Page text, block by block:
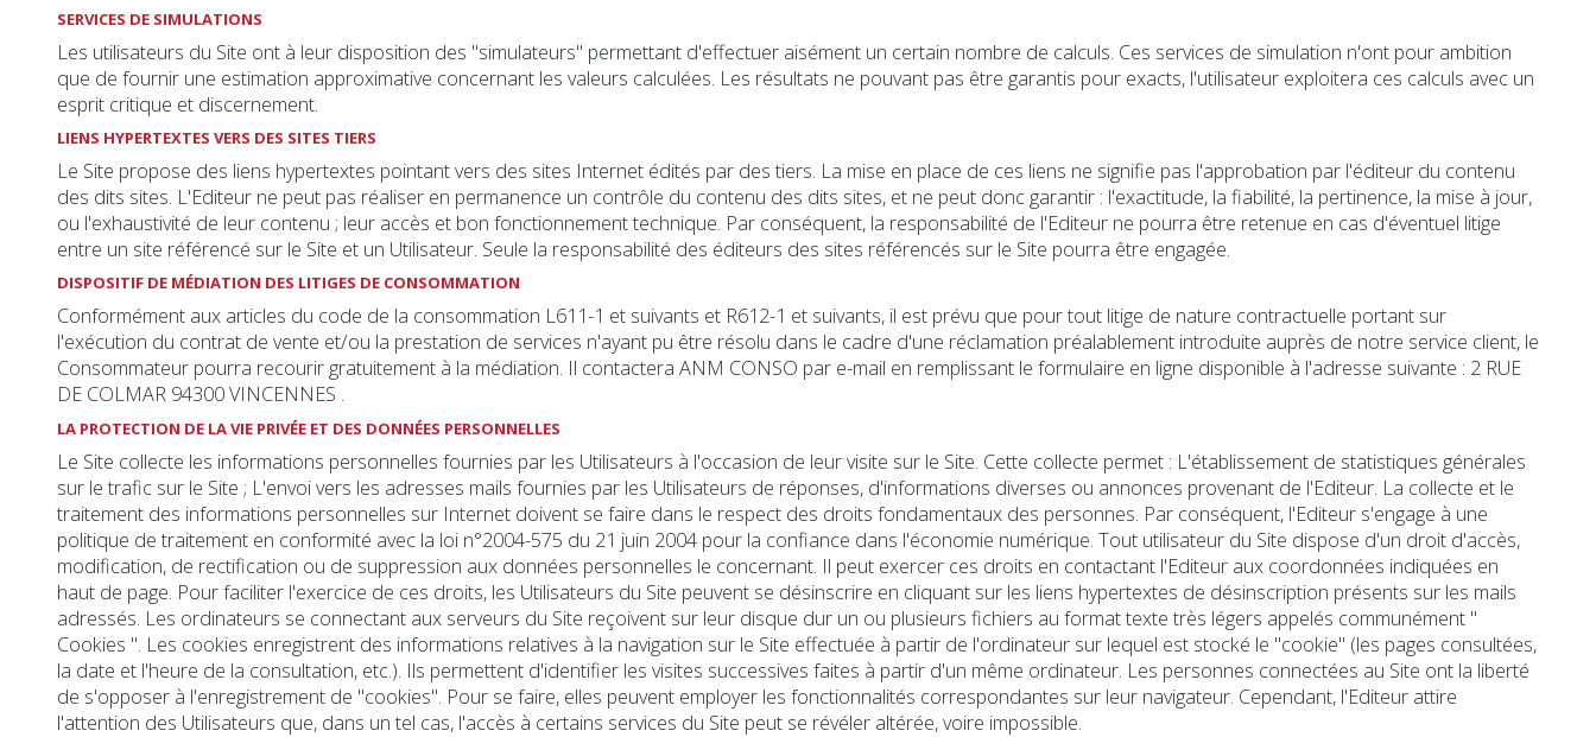
SERVICES DE SIMULATIONS
Les utilisateurs du Site ont à leur disposition des "simulateurs" permettant d'effectuer aisément un certain nombre de calculs. Ces services de simulation n'ont pour ambition
que de fournir une estimation approximative concernant les valeurs calculées. Les résultats ne pouvant pas être garantis pour exacts, l'utilisateur exploitera ces calculs avec un
esprit critique et discernement.
LIENS HYPERTEXTES VERS DES SITES TIERS
Le Site propose des liens hypertextes pointant vers des sites Internet édités par des tiers. La mise en place de ces liens ne signifie pas l'approbation par l'éditeur du contenu
des dits sites. L'Editeur ne peut pas réaliser en permanence un contrôle du contenu des dits sites, et ne peut donc garantir : l'exactitude, la fiabilité, la pertinence, la mise à jour,
ou l'exhaustivité de leur contenu ; leur accès et bon fonctionnement technique. Par conséquent, la responsabilité de l'Editeur ne pourra être retenue en cas d'éventuel litige
entre un site référencé sur le Site et un Utilisateur. Seule la responsabilité des éditeurs des sites référencés sur le Site pourra être engagée.
DISPOSITIF DE MÉDIATION DES LITIGES DE CONSOMMATION
Conformément aux articles du code de la consommation L611-1 et suivants et R612-1 et suivants, il est prévu que pour tout litige de nature contractuelle portant sur
l'exécution du contrat de vente et/ou la prestation de services n'ayant pu être résolu dans le cadre d'une réclamation préalablement introduite auprès de notre service client, le
Consommateur pourra recourir gratuitement à la médiation. Il contactera ANM CONSO par e-mail en remplissant le formulaire en ligne disponible à l'adresse suivante : 2 RUE
DE COLMAR 94300 VINCENNES .
LA PROTECTION DE LA VIE PRIVÉE ET DES DONNÉES PERSONNELLES
Le Site collecte les informations personnelles fournies par les Utilisateurs à l'occasion de leur visite sur le Site. Cette collecte permet : L'établissement de statistiques générales
sur le trafic sur le Site ; L'envoi vers les adresses mails fournies par les Utilisateurs de réponses, d'informations diverses ou annonces provenant de l'Editeur. La collecte et le
traitement des informations personnelles sur Internet doivent se faire dans le respect des droits fondamentaux des personnes. Par conséquent, l'Editeur s'engage à une
politique de traitement en conformité avec la loi n°2004-575 du 21 juin 2004 pour la confiance dans l'économie numérique. Tout utilisateur du Site dispose d'un droit d'accès,
modification, de rectification ou de suppression aux données personnelles le concernant. Il peut exercer ces droits en contactant l'Editeur aux coordonnées indiquées en
haut de page. Pour faciliter l'exercice de ces droits, les Utilisateurs du Site peuvent se désinscrire en cliquant sur les liens hypertextes de désinscription présents sur les mails
adressés. Les ordinateurs se connectant aux serveurs du Site reçoivent sur leur disque dur un ou plusieurs fichiers au format texte très légers appelés communément "
Cookies ". Les cookies enregistrent des informations relatives à la navigation sur le Site effectuée à partir de l'ordinateur sur lequel est stocké le "cookie" (les pages consultées,
la date et l'heure de la consultation, etc.). Ils permettent d'identifier les visites successives faites à partir d'un même ordinateur. Les personnes connectées au Site ont la liberté
de s'opposer à l'enregistrement de "cookies". Pour se faire, elles peuvent employer les fonctionnalités correspondantes sur leur navigateur. Cependant, l'Editeur attire
l'attention des Utilisateurs que, dans un tel cas, l'accès à certains services du Site peut se révéler altérée, voire impossible.